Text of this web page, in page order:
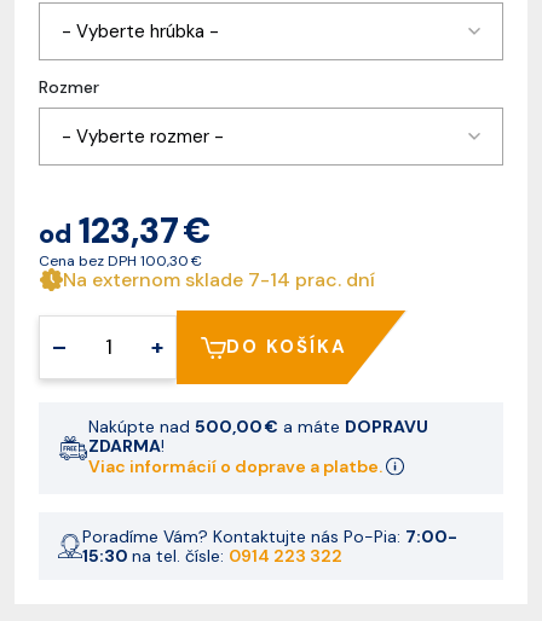
- Vyberte hrúbka -
Rozmer
- Vyberte rozmer -
od 123,37 €
Cena bez DPH 100,30 €
Na externom sklade 7-14 prac. dní
– + DO KOŠÍKA
Nakúpte nad 500,00 € a máte DOPRAVU
ZDARMA!
Viac informácií o doprave a platbe.
Poradíme Vám? Kontaktujte nás Po-Pia: 7:00-
15:30 na tel. čísle: 0914 223 322